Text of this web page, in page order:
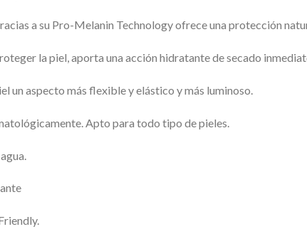
a su Pro-Melanin Technology ofrece una protección
la piel, aporta una acción hidratante de secado
un aspecto más flexible y elástico y más luminoso.
Apto para todo tipo de pieles.